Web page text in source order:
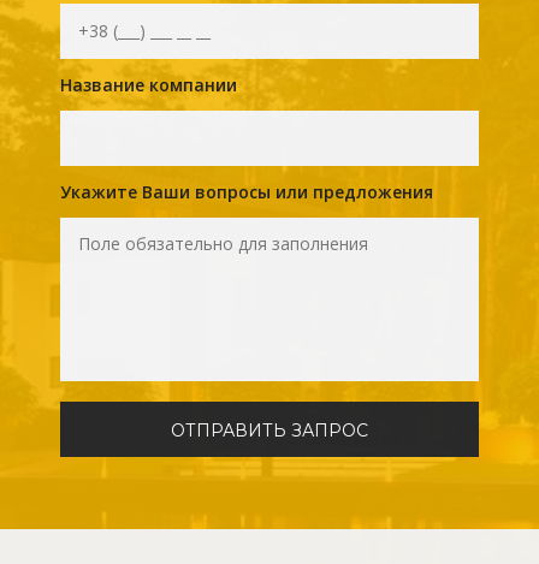
Название компании
Укажите Ваши вопросы или предложения